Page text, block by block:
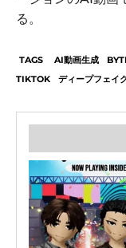
る。
TAGS AI動画生成
TIKTOK
ディープフェイ